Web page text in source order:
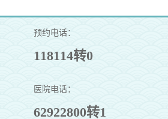
预约电话：
118114转0
医院电话：
62922800转1